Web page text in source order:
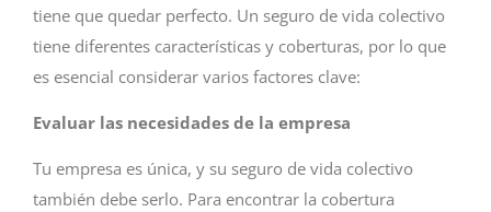
tiene que quedar perfecto. Un seguro de vida colectivo
tiene diferentes características y coberturas, por lo que
es esencial considerar varios factores clave:
Evaluar las necesidades de la empresa
Tu empresa es única, y su seguro de vida colectivo
también debe serlo. Para encontrar la cobertura